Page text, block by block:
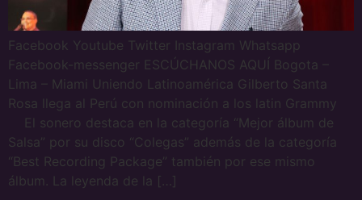
Facebook Youtube Twitter Instagram Whatsapp
Facebook-messenger ESCÚCHANOS AQUÍ Bogota –
Lima – Miami Uniendo Latinoamérica Gilberto Santa
Rosa llega al Perú con nominación a los latin Grammy
El sonero destaca en la categoría “Mejor álbum de
Salsa” por su disco “Colegas” además de la categoría
“Best Recording Package” también por ese mismo
álbum. La leyenda de la […]